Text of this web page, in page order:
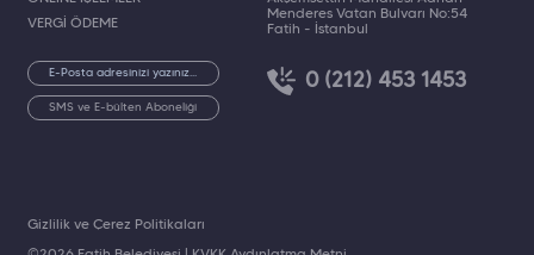
VERGİ ÖDEME
SMS ve E-bülten Aboneliği
Menderes Vatan Bulvarı No:54
Fatih - İstanbul
0 (212) 453 1453
Gizlilik ve Çerez Politikaları